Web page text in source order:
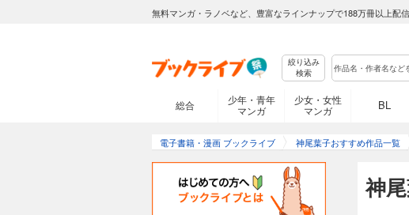
無料マンガ・ラノベなど、豊富なラインナップで188万冊以上配信
絞り込み
検索
総合
少年・青年
マンガ
少女・女性
マンガ
BL
電子書籍・漫画 ブックライブ 神尾葉子おすすめ作品一覧
神